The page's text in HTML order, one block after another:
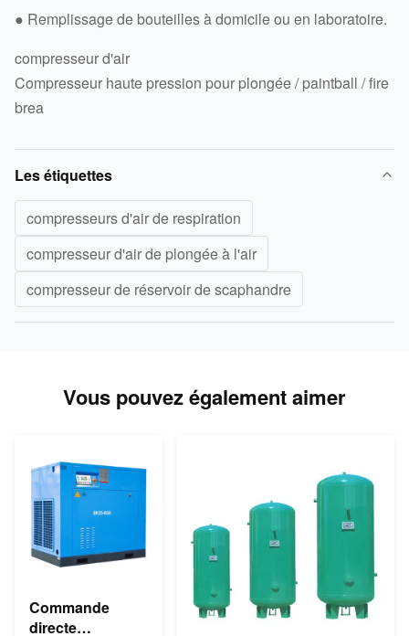
● Remplissage de bouteilles à domicile ou en laboratoire.
compresseur d'air
Compresseur haute pression pour plongée / paintball / fire
brea
Les étiquettes
compresseurs d'air de respiration
compresseur d'air de plongée à l'air
compresseur de réservoir de scaphandre
Vous pouvez également aimer
Commande
directe